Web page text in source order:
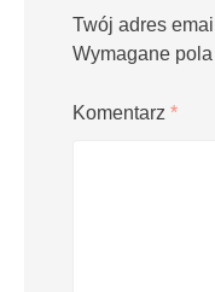
Twój adres
Wymagane
Komentarz *